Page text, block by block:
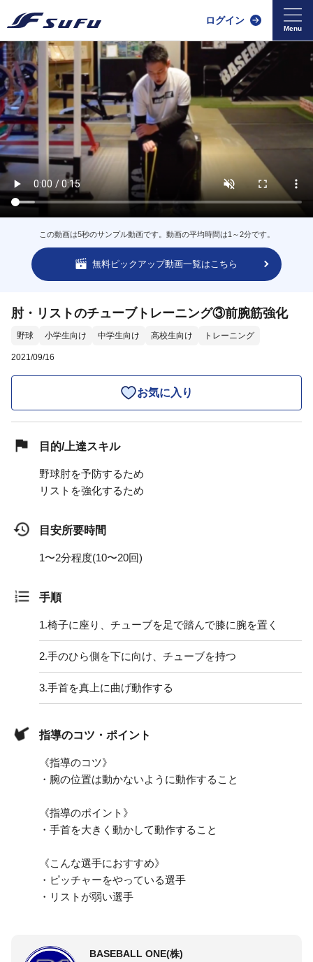
ログイン
この動画は5秒のサンプル動画です。動画の平均時間は1～2分です。
無料ピックアップ動画一覧はこちら
肘・リストのチューブトレーニング③前腕筋強化
野球 小学生向け 中学生向け 高校生向け トレーニング
2021/09/16
お気に入り
目的/上達スキル
野球肘を予防するため
リストを強化するため
目安所要時間
1〜2分程度(10〜20回)
手順
1.椅子に座り、チューブを足で踏んで膝に腕を置く
2.手のひら側を下に向け、チューブを持つ
3.手首を真上に曲げ動作する
指導のコツ・ポイント
《指導のコツ》
・腕の位置は動かないように動作すること
《指導のポイント》
・手首を大きく動かして動作すること
《こんな選手におすすめ》
・ピッチャーをやっている選手
・リストが弱い選手
BASEBALL ONE(株)